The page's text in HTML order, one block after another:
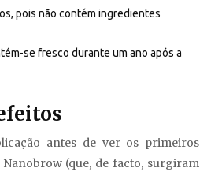
pois não contém ingredientes
se fresco durante um ano após a
antes de ver os primeiros
(que, de facto, surgiram